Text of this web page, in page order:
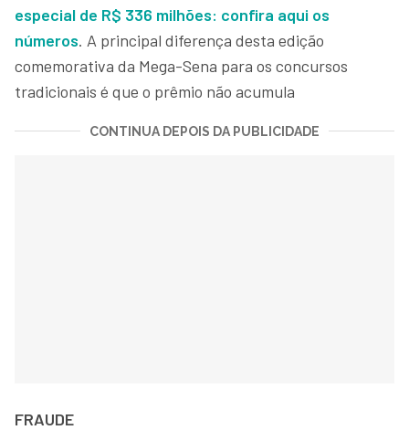
especial de R$ 336 milhões: confira aqui os
números. A principal diferença desta edição
comemorativa da Mega-Sena para os concursos
tradicionais é que o prêmio não acumula
CONTINUA DEPOIS DA PUBLICIDADE
FRAUDE